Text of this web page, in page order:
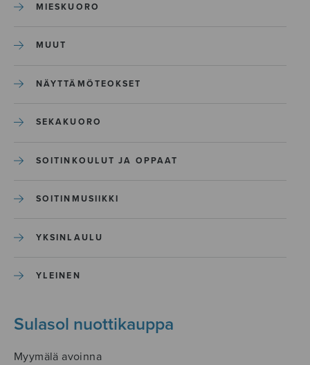
MIESKUORO
MUUT
NÄYTTÄMÖTEOKSET
SEKAKUORO
SOITINKOULUT JA OPPAAT
SOITINMUSIIKKI
YKSINLAULU
YLEINEN
Sulasol nuottikauppa
Myymälä avoinna